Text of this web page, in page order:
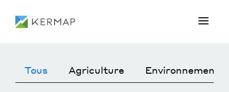
Tous Agriculture Environnement